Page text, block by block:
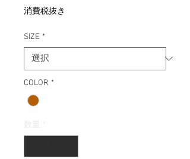
消費税抜き
SIZE *
COLOR *